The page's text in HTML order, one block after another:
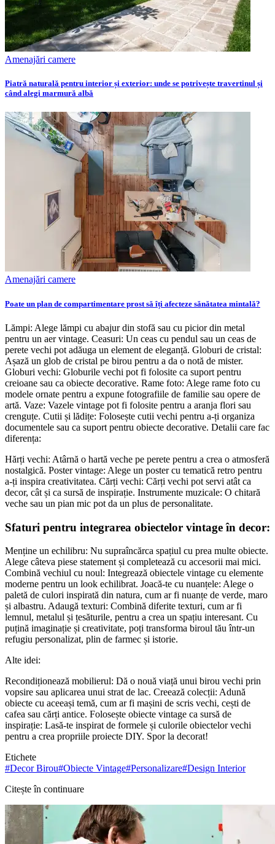
Amenajări camere
Piatră naturală pentru interior și exterior: unde se potrivește travertinul și
când alegi marmură albă
Amenajări camere
Poate un plan de compartimentare prost să îți afecteze sănătatea mintală?
Lămpi: Alege lămpi cu abajur din stofă sau cu picior din metal
pentru un aer vintage. Ceasuri: Un ceas cu pendul sau un ceas de
perete vechi pot adăuga un element de eleganță. Globuri de cristal:
Așază un glob de cristal pe birou pentru a da o notă de mister.
Globuri vechi: Globurile vechi pot fi folosite ca suport pentru
creioane sau ca obiecte decorative. Rame foto: Alege rame foto cu
modele ornate pentru a expune fotografiile de familie sau opere de
artă. Vaze: Vazele vintage pot fi folosite pentru a aranja flori sau
crenguțe. Cutii și lădițe: Folosește cutii vechi pentru a-ți organiza
documentele sau ca suport pentru obiecte decorative. Detalii care fac
diferența:
Hărți vechi: Atârnă o hartă veche pe perete pentru a crea o atmosferă
nostalgică. Poster vintage: Alege un poster cu tematică retro pentru
a-ți inspira creativitatea. Cărți vechi: Cărți vechi pot servi atât ca
decor, cât și ca sursă de inspirație. Instrumente muzicale: O chitară
veche sau un pian mic pot da un plus de personalitate.
Sfaturi pentru integrarea obiectelor vintage în decor:
Menține un echilibru: Nu supraîncărca spațiul cu prea multe obiecte.
Alege câteva piese statement și completează cu accesorii mai mici.
Combină vechiul cu noul: Integrează obiectele vintage cu elemente
moderne pentru un look echilibrat. Joacă-te cu nuanțele: Alege o
paletă de culori inspirată din natura, cum ar fi nuanțe de verde, maro
și albastru. Adaugă texturi: Combină diferite texturi, cum ar fi
lemnul, metalul și țesăturile, pentru a crea un spațiu interesant. Cu
puțină imaginație și creativitate, poți transforma biroul tău într-un
refugiu personalizat, plin de farmec și istorie.
Alte idei:
Recondiționează mobilierul: Dă o nouă viață unui birou vechi prin
vopsire sau aplicarea unui strat de lac. Creează colecții: Adună
obiecte cu aceeași temă, cum ar fi mașini de scris vechi, cești de
cafea sau cărți antice. Folosește obiecte vintage ca sursă de
inspirație: Lasă-te inspirat de formele și culorile obiectelor vechi
pentru a crea propriile proiecte DIY. Spor la decorat!
Etichete
#Decor Birou#Obiecte Vintage#Personalizare#Design Interior
Citește în continuare